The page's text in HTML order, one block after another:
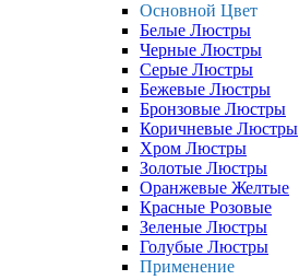
Основной Цвет
Белые Люстры
Черные Люстры
Серые Люстры
Бежевые Люстры
Бронзовые Люстры
Коричневые Люстры
Хром Люстры
Золотые Люстры
Оранжевые Желтые
Красные Розовые
Зеленые Люстры
Голубые Люстры
Применение